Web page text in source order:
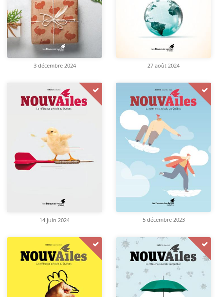
3 décembre 2024 27 août 2024
14 juin 2024 5 décembre 2023